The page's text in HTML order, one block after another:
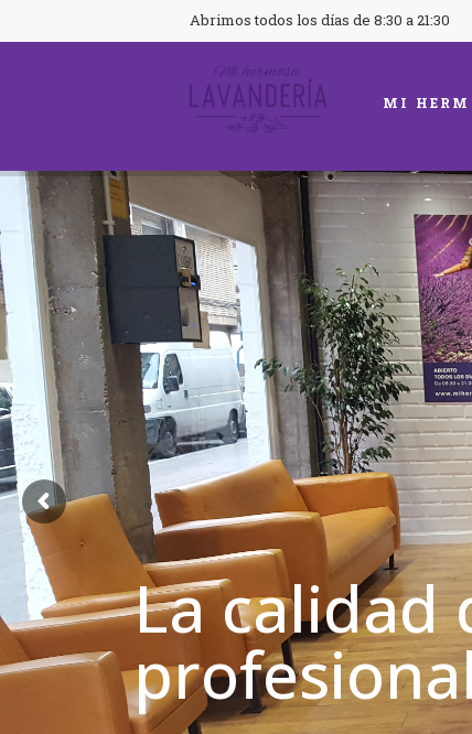
Abrimos todos los días de 8:30 a 21:30
MI
La calidad